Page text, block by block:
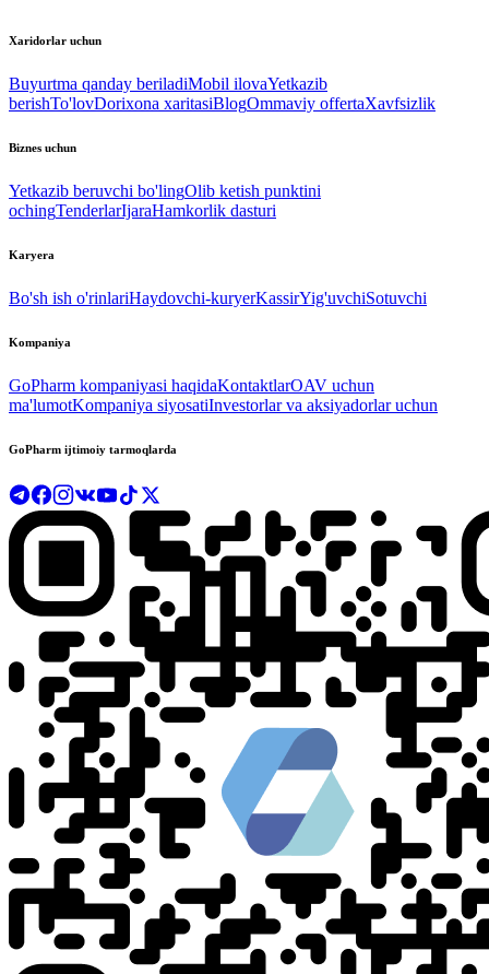
Xaridorlar uchun
Buyurtma qanday beriladiMobil ilovaYetkazib
berishTo'lovDorixona xaritasiBlogOmmaviy offertaXavfsizlik
Biznes uchun
Yetkazib beruvchi bo'lingOlib ketish punktini
ochingTenderlarIjaraHamkorlik dasturi
Karyera
Bo'sh ish o'rinlariHaydovchi-kuryerKassirYig'uvchiSotuvchi
Kompaniya
GoPharm kompaniyasi haqidaKontaktlarOAV uchun
ma'lumotKompaniya siyosatiInvestorlar va aksiyadorlar uchun
GoPharm ijtimoiy tarmoqlarda